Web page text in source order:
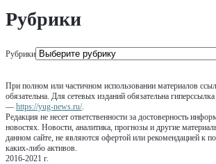
Рубрики
Рубрики
При полном или частичном использовании материалов
обязательна. Для сетевых изданий обязательна
— https://yug-news.ru/.
Редакция не несет ответственности за достоверность
новостях. Новости, аналитика, прогнозы и другие
данном сайте, не являются офертой или рекомендацией к
каких-либо активов.
2016-2021 г.